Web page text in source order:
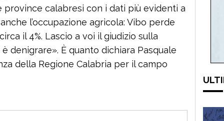
calabresi con i dati più evidenti a
l’occupazione agricola: Vibo perde
il 4%. Lascio a voi il giudizio sulla
denigrare». È quanto dichiara Pasquale
della Regione Calabria per il campo